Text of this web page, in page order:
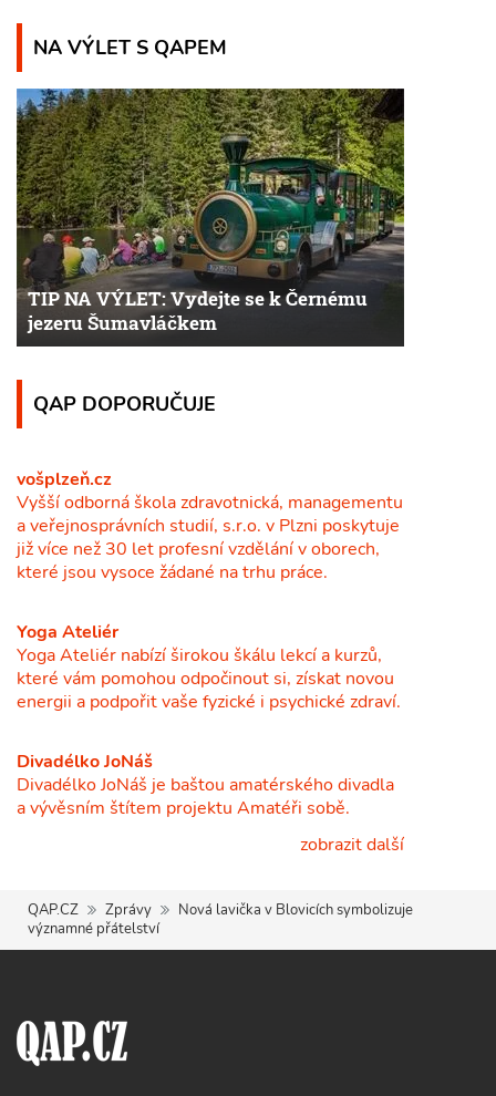
NA VÝLET S QAPEM
TIP NA VÝLET: Vydejte se k Černému
jezeru Šumavláčkem
QAP DOPORUČUJE
vošplzeň.cz
Vyšší odborná škola zdravotnická, managementu
a veřejnosprávních studií, s.r.o. v Plzni poskytuje
již více než 30 let profesní vzdělání v oborech,
které jsou vysoce žádané na trhu práce.
Yoga Ateliér
Yoga Ateliér nabízí širokou škálu lekcí a kurzů,
které vám pomohou odpočinout si, získat novou
energii a podpořit vaše fyzické i psychické zdraví.
Divadélko JoNáš
Divadélko JoNáš je baštou amatérského divadla
a vývěsním štítem projektu Amatéři sobě.
zobrazit další
QAP.CZ Zprávy
Nová lavička v Blovicích symbolizuje
významné přátelství